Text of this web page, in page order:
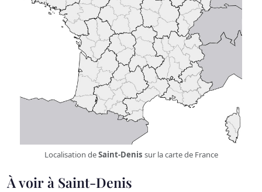
Localisation deSaint-Denis sur la carte de France
À voir à Saint-Denis